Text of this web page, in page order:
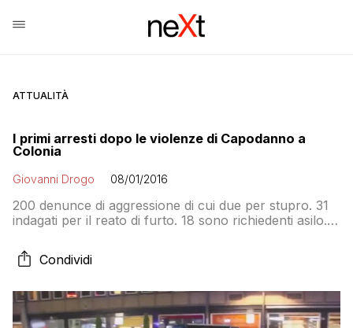
ATTUALITÀ
I primi arresti dopo le violenze di Capodanno a
Colonia
Giovanni Drogo 08/01/2016
200 denunce di aggressione di cui due per stupro. 31
indagati per il reato di furto. 18 sono richiedenti asilo.
federale
Condividi